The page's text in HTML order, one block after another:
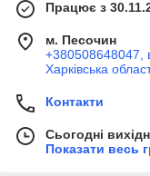
Працює з
м. Песочин
+380508648047,
Харківська
Контакти
Сьогодні
Показати весь